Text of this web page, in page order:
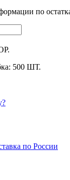
по
500 ШТ.
по России